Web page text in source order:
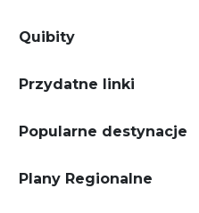
Quibity
Przydatne linki
Popularne destynacje
Plany Regionalne